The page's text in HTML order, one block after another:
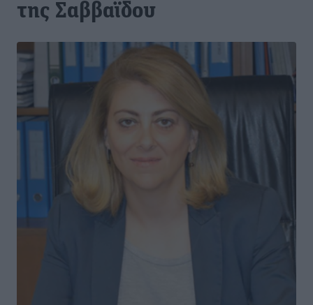
της Σαββαϊδου